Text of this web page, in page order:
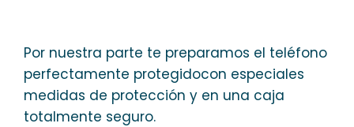
Por nuestra parte te preparamos el teléfono
perfectamente protegidocon especiales
medidas de protección y en una caja
totalmente seguro.